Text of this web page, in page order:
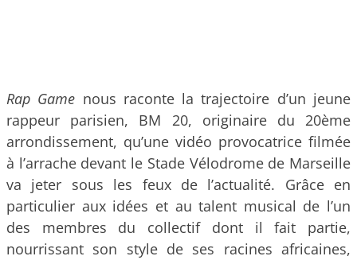
Rap Game nous raconte la trajectoire d’un jeune
rappeur parisien, BM 20, originaire du 20ème
arrondissement, qu’une vidéo provocatrice filmée
à l’arrache devant le Stade Vélodrome de Marseille
va jeter sous les feux de l’actualité. Grâce en
particulier aux idées et au talent musical de l’un
des membres du collectif dont il fait partie,
nourrissant son style de ses racines africaines,